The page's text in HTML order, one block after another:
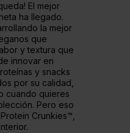
El mejor
ha llegado.
la mejor
que
y textura que
innovar en
y snacks
por su calidad,
cuando quieres
Pero eso
Crunkies™,